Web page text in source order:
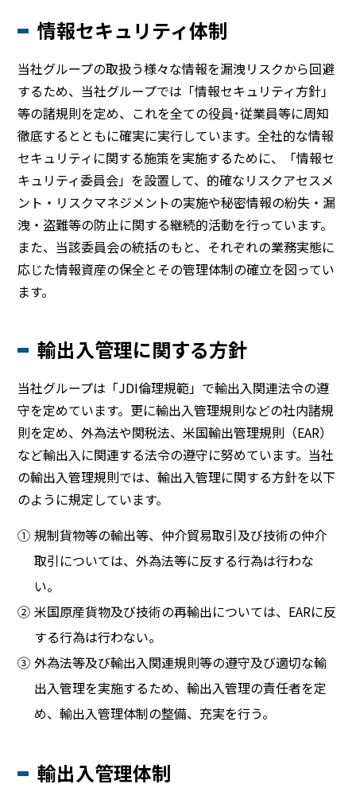
情報セキュリティ体制
当社グループの取扱う様々な情報を漏洩リスクから回避
するため、当社グループでは「情報セキュリティ方針」
等の諸規則を定め、これを全ての役員･従業員等に周知
徹底するとともに確実に実行しています。全社的な情報
セキュリティに関する施策を実施するために、「情報セ
キュリティ委員会」を設置して、的確なリスクアセスメ
ント・リスクマネジメントの実施や秘密情報の紛失・漏
洩・盗難等の防止に関する継続的活動を行っています。
また、当該委員会の統括のもと、それぞれの業務実態に
応じた情報資産の保全とその管理体制の確立を図ってい
ます。
輸出入管理に関する方針
当社グループは「JDI倫理規範」で輸出入関連法令の遵
守を定めています。更に輸出入管理規則などの社内諸規
則を定め、外為法や関税法、米国輸出管理規則（EAR）
など輸出入に関連する法令の遵守に努めています。当社
の輸出入管理規則では、輸出入管理に関する方針を以下
のように規定しています。
① 規制貨物等の輸出等、仲介貿易取引及び技術の仲介
取引については、外為法等に反する行為は行わな
い。
② 米国原産貨物及び技術の再輸出については、EARに反
する行為は行わない。
③ 外為法等及び輸出入関連規則等の遵守及び適切な輸
出入管理を実施するため、輸出入管理の責任者を定
め、輸出入管理体制の整備、充実を行う。
輸出入管理体制